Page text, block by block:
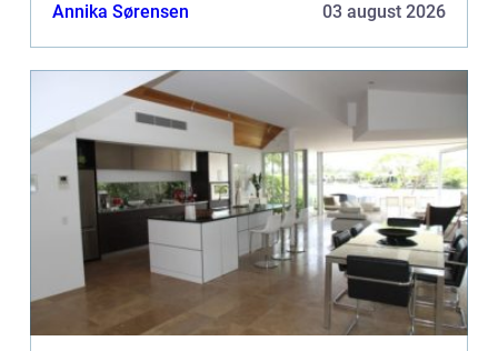
Annika Sørensen 03 august 2026